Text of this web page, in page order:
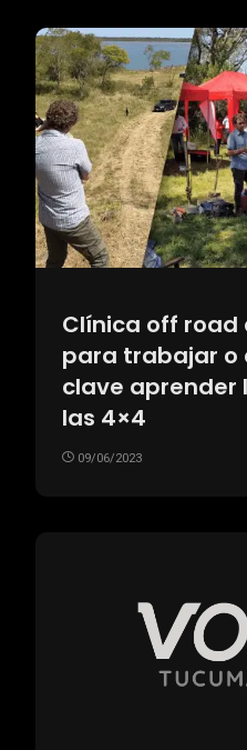
Clínica off road
para trabajar o
clave aprender
las 4×4
09/06/2023